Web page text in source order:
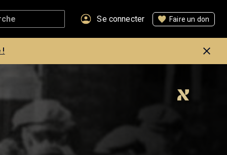
Se connecter Faire un don
!